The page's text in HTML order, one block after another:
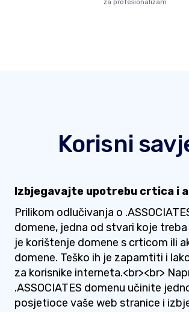
za profesionalizam
Korisni
Izbjegavajte upotrebu crtica i
Prilikom odlučivanja o
domene, jedna od stvari koje
je korištenje domene s crticom ili
domene. Teško ih je zapamtiti i
za korisnike interneta.<br><br>
.ASSOCIATES domenu učinite
posjetioce vaše web stranice i